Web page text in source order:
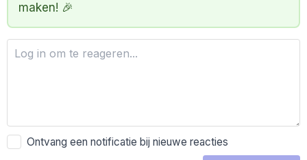
maken! 🎉
Ontvang een notificatie bij nieuwe reacties